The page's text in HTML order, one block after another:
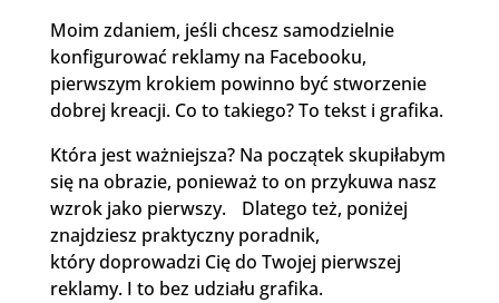
Moim zdaniem, jeśli chcesz samodzielnie
konfigurować reklamy na Facebooku,
pierwszym krokiem powinno być stworzenie
dobrej kreacji. Co to takiego? To tekst i grafika.
Która jest ważniejsza? Na początek skupiłabym
się na obrazie, ponieważ to on przykuwa nasz
wzrok jako pierwszy. Dlatego też, poniżej
znajdziesz praktyczny poradnik,
który doprowadzi Cię do Twojej pierwszej
reklamy. I to bez udziału grafika.